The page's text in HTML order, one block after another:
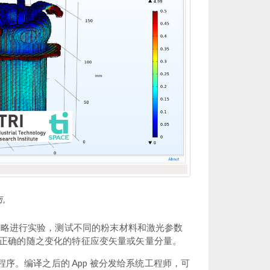
进行实验，测试不同的粉末材料和激光参数
的随之变化的特征应变矢量或矢量分量。
。编译之后的 App 被分发给系统工程师，可